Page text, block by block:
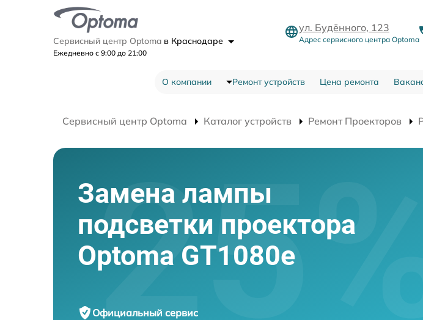
Сервисный центр Optoma в Краснодаре
Ежедневно с 9:00 до 21:00
ул. Будённого, 123
Адрес сервисного центра Optoma
О компании Ремонт устройств Цена ремонта
Сервисный центр Optoma Каталог устройств Ремонт Проекторов
Замена лампы
подсветки проектора
Optoma GT1080e
Официальный сервис